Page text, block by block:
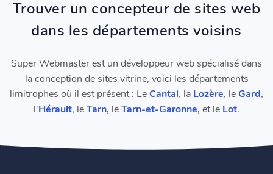
Trouver un concepteur de sites web
dans les départements voisins
Super Webmaster est un développeur web spécialisé dans
la conception de sites vitrine, voici les départements
limitrophes où il est présent : LeCantal, la Lozère, leGard,
l'Hérault, leTarn, leTarn-et-Garonne, et le Lot.